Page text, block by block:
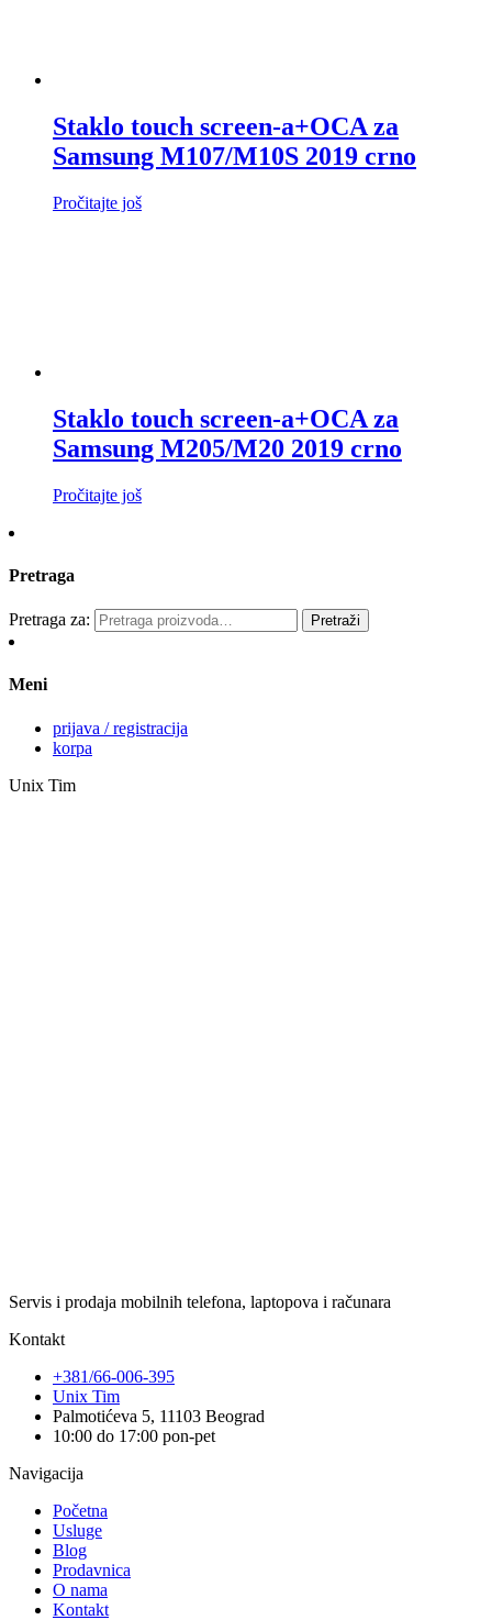
Staklo touch screen-a+OCA za
Samsung M107/M10S 2019 crno
Pročitajte još
Staklo touch screen-a+OCA za
Samsung M205/M20 2019 crno
Pročitajte još
Pretraga
Pretraga za: Pretraži
Meni
prijava / registracija
korpa
Unix Tim
Servis i prodaja mobilnih telefona, laptopova i računara
Kontakt
+381/66-006-395
Unix Tim
Palmotićeva 5, 11103 Beograd
10:00 do 17:00 pon-pet
Navigacija
Početna
Usluge
Blog
Prodavnica
O nama
Kontakt